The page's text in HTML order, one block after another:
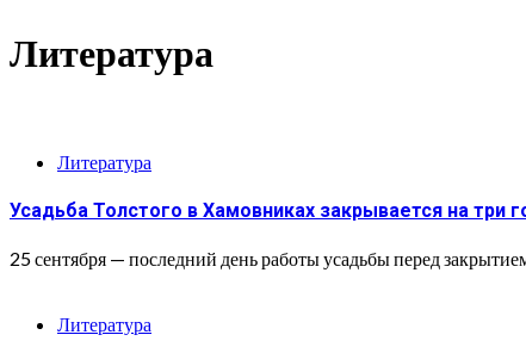
Литература
Литература
Усадьба Толстого в Хамовниках закрывается на три
25 сентября — последний день работы усадьбы перед
Литература